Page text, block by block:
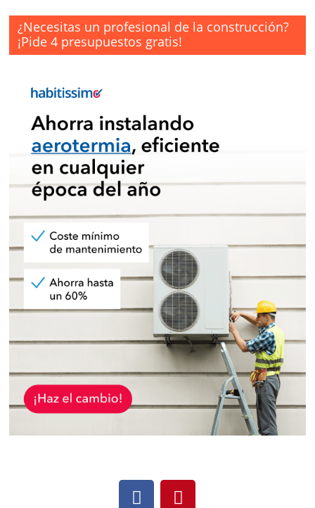
¿Necesitas un profesional de la construcción?
¡Pide 4 presupuestos gratis!